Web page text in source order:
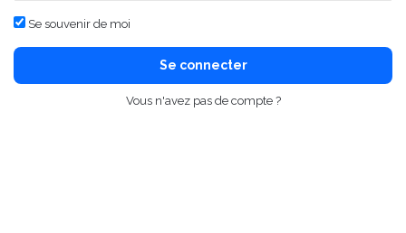
Se souvenir de moi
Se connecter
Vous n'avez pas de compte ?